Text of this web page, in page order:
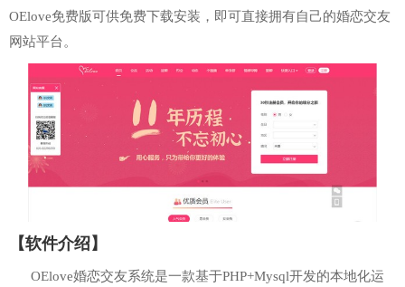
OElove免费版可供免费下载安装，即可直接拥有自己的婚恋交友
网站平台。
【软件介绍】
OElove婚恋交友系统是一款基于PHP+Mysql开发的本地化运